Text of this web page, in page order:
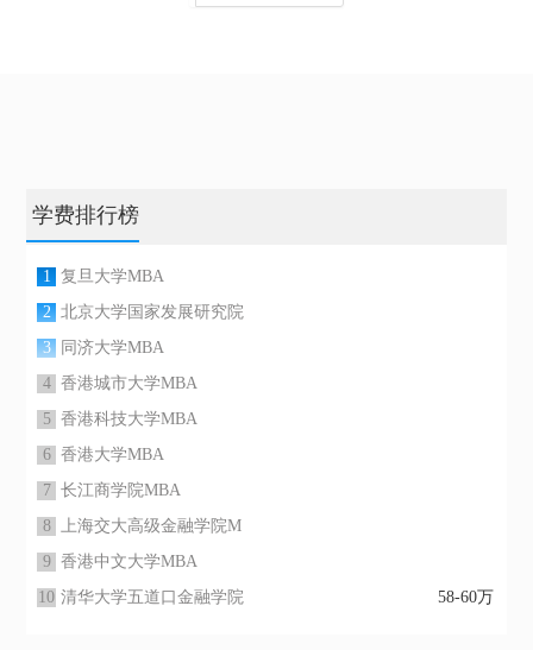
学费排行榜
1
复旦大学MBA
2 北京大学国家发展研究院
3
同济大学MBA
4 香港城市大学MBA
5 香港科技大学MBA
6 香港大学MBA
7 长江商学院MBA
8 上海交大高级金融学院M
9 香港中文大学MBA
10 清华大学五道口金融学院 58-60万